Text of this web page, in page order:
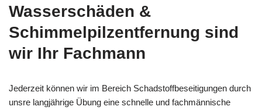
Wasserschäden &
Schimmelpilzentfernung sind
wir Ihr Fachmann
Jederzeit können wir im Bereich Schadstoffbeseitigungen durch
unsre langjährige Übung eine schnelle und fachmännische